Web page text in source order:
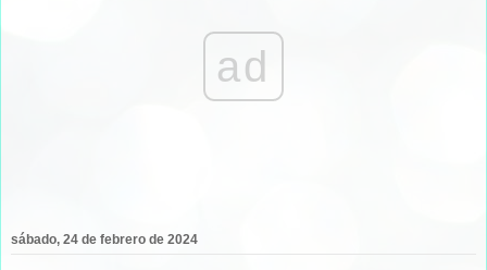
ad
sábado, 24 de febrero de 2024